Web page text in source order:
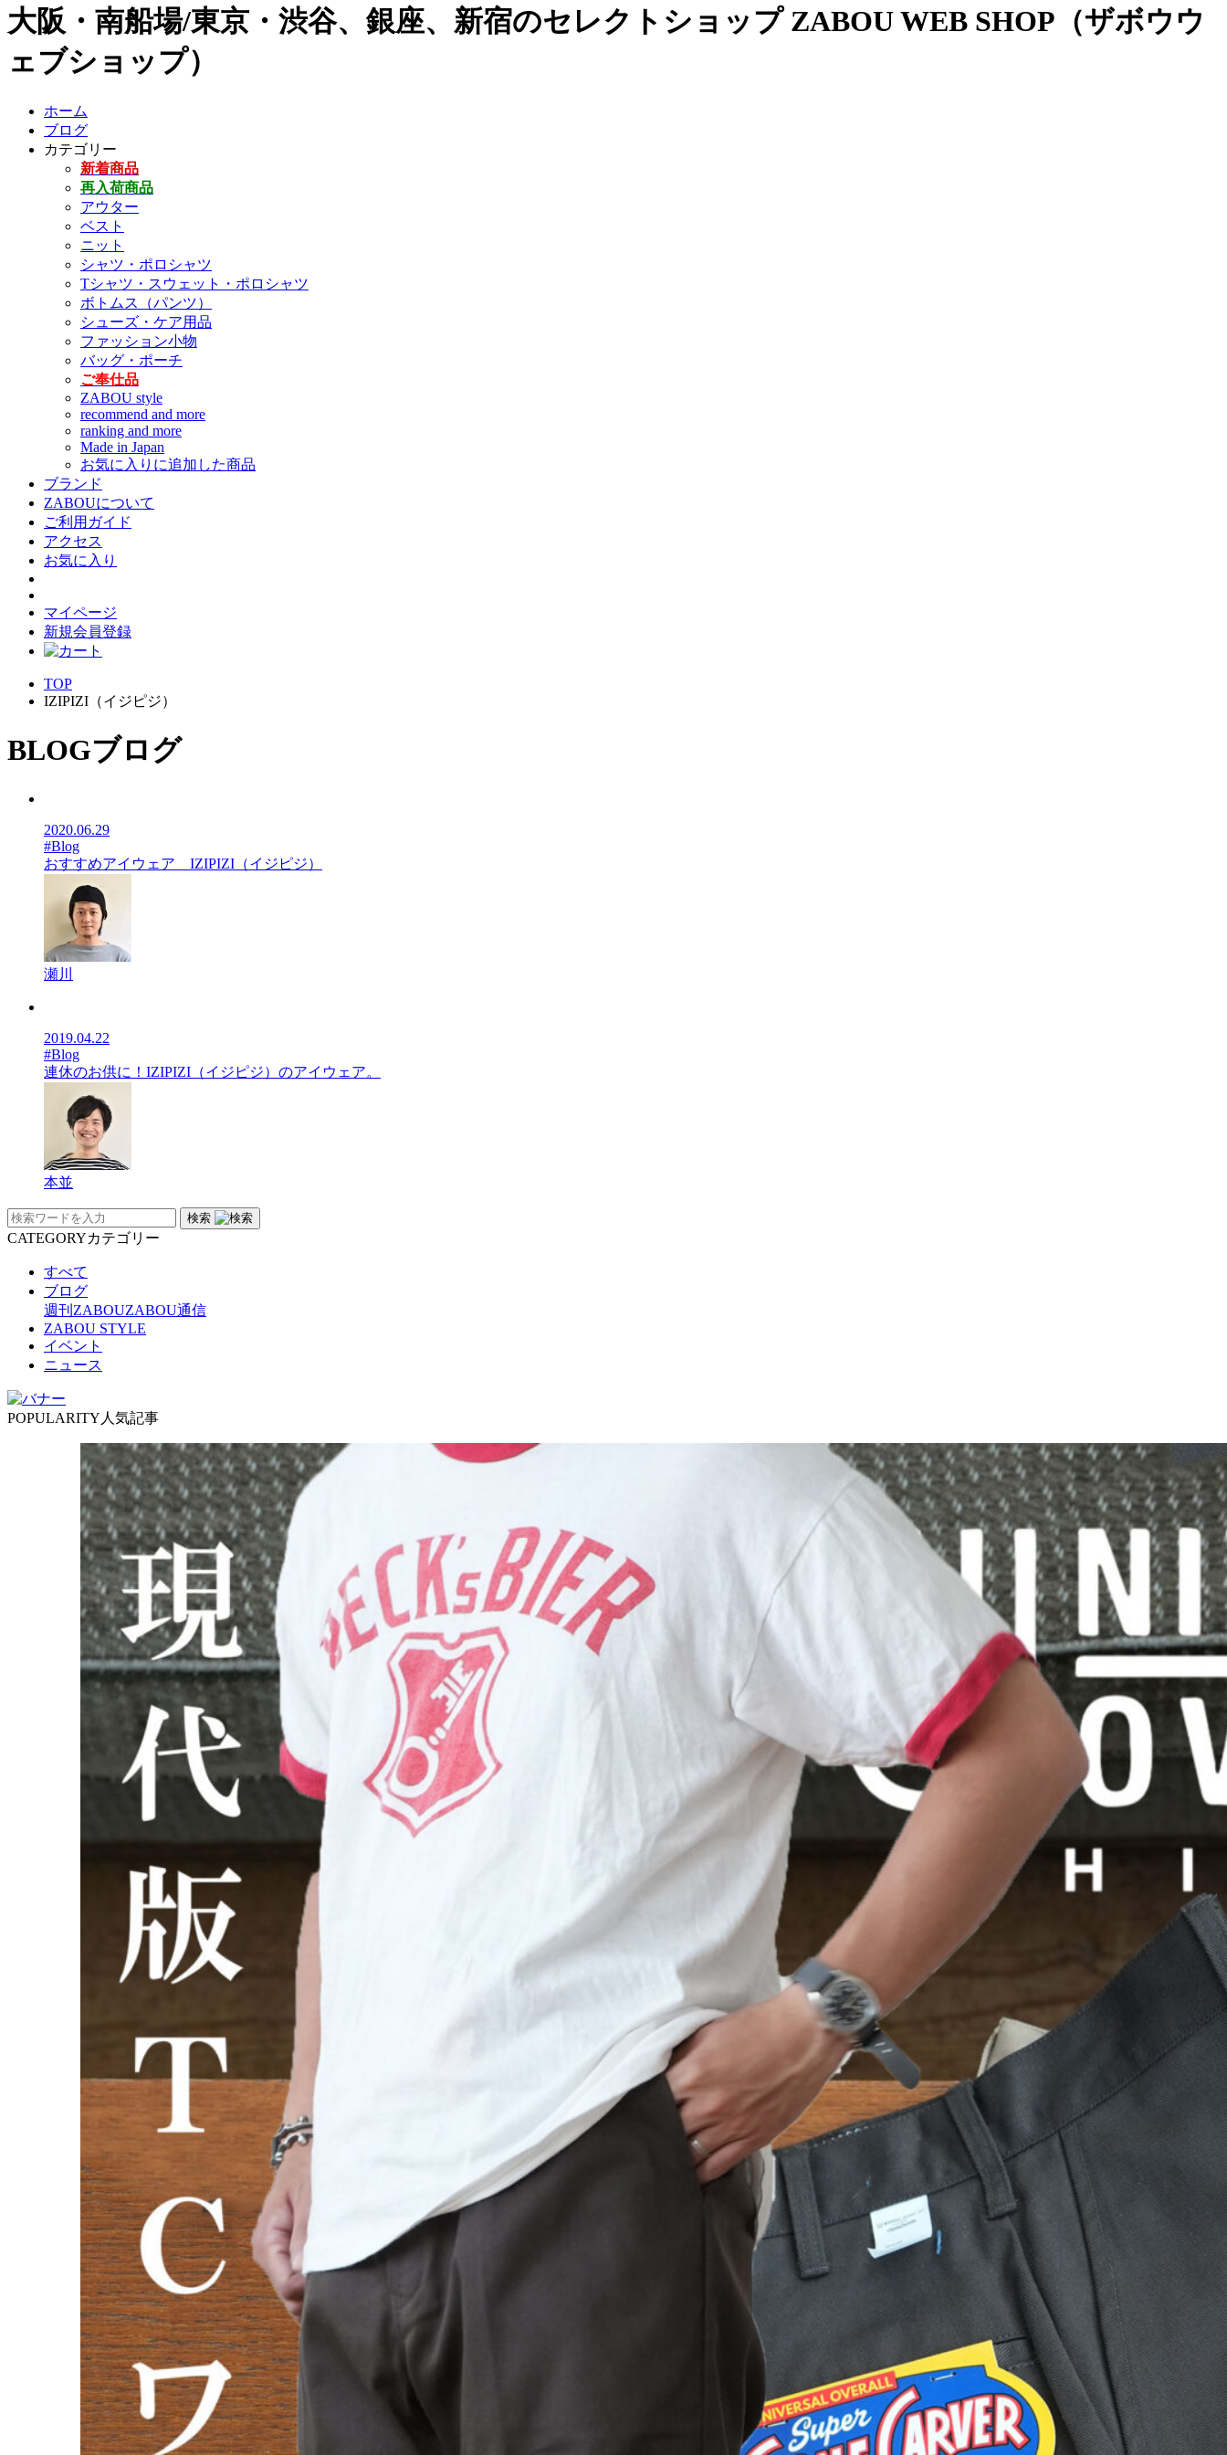
大阪・南船場/東京・渋谷、銀座、新宿のセレクトショップ ZABOU WEB SHOP（ザボウウ
ェブショップ）
ホーム
ブログ
カテゴリー
新着商品
再入荷商品
アウター
ベスト
ニット
シャツ・ポロシャツ
Tシャツ・スウェット・ポロシャツ
ボトムス（パンツ）
シューズ・ケア用品
ファッション小物
バッグ・ポーチ
ご奉仕品
ZABOU style
recommend and more
ranking and more
Made in Japan
お気に入りに追加した商品
ブランド
ZABOUについて
ご利用ガイド
アクセス
お気に入り
マイページ
新規会員登録
TOP
IZIPIZI（イジピジ）
BLOGブログ
2020.06.29
#Blog
おすすめアイウェア IZIPIZI（イジピジ）
瀬川
2019.04.22
#Blog
連休のお供に！IZIPIZI（イジピジ）のアイウェア。
本並
検索
CATEGORYカテゴリー
すべて
ブログ
週刊ZABOUZABOU通信
ZABOU STYLE
イベント
ニュース
POPULARITY 人気記事